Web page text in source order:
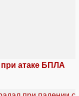
атаке БПЛА